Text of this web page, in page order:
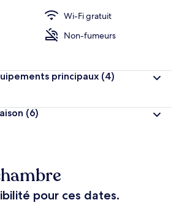
Wi-Fi gratuit
Non-fumeurs
principaux (4)
(6)
pour ces dates.